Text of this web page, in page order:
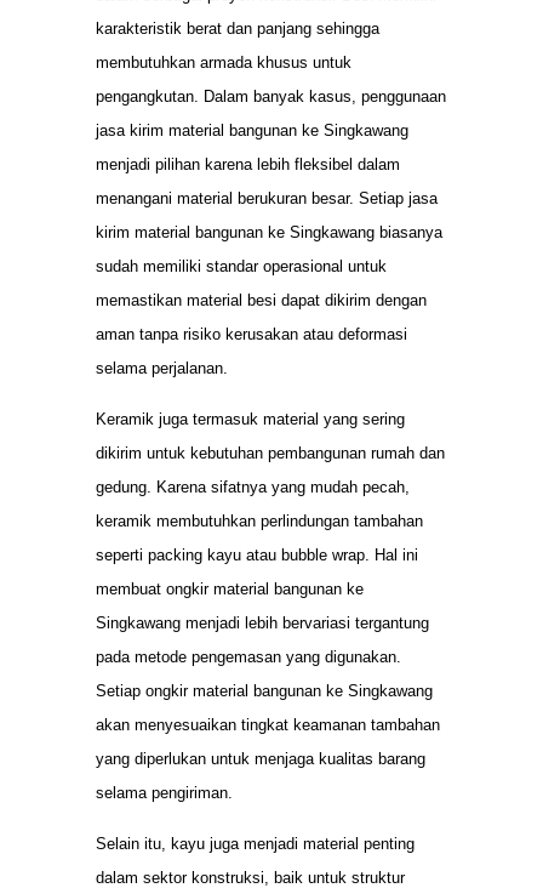
karakteristik berat dan panjang sehingga
membutuhkan armada khusus untuk
pengangkutan. Dalam banyak kasus, penggunaan
jasa kirim material bangunan ke Singkawang
menjadi pilihan karena lebih fleksibel dalam
menangani material berukuran besar. Setiap jasa
kirim material bangunan ke Singkawang biasanya
sudah memiliki standar operasional untuk
memastikan material besi dapat dikirim dengan
aman tanpa risiko kerusakan atau deformasi
selama perjalanan.
Keramik juga termasuk material yang sering
dikirim untuk kebutuhan pembangunan rumah dan
gedung. Karena sifatnya yang mudah pecah,
keramik membutuhkan perlindungan tambahan
seperti packing kayu atau bubble wrap. Hal ini
membuat ongkir material bangunan ke
Singkawang menjadi lebih bervariasi tergantung
pada metode pengemasan yang digunakan.
Setiap ongkir material bangunan ke Singkawang
akan menyesuaikan tingkat keamanan tambahan
yang diperlukan untuk menjaga kualitas barang
selama pengiriman.
Selain itu, kayu juga menjadi material penting
dalam sektor konstruksi, baik untuk struktur